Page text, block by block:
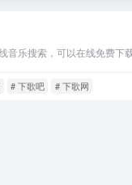
# 下歌吧 # 下歌网